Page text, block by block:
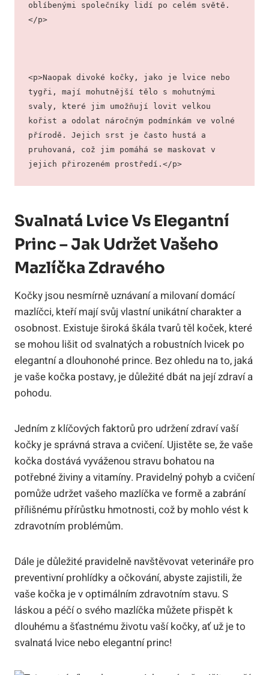
oblíbenými společníky lidí po celém světě.
</p>
<p>Naopak divoké kočky, jako je lvice nebo
tygři, mají mohutnější tělo s mohutnými
svaly, které jim umožňují lovit velkou
kořist a odolat náročným podmínkám ve volné
přírodě. Jejich srst je často hustá a
pruhovaná, což jim pomáhá se maskovat v
jejich přirozeném prostředí.</p>
Svalnatá Lvice Vs Elegantní
Princ – Jak Udržet Vašeho
Mazlíčka Zdravého
Kočky jsou nesmírně uznávaní a milovaní domácí
mazlíčci, kteří mají svůj vlastní unikátní charakter a
osobnost. Existuje široká škála tvarů těl koček, které
se mohou lišit od svalnatých a robustních lvicek po
elegantní a dlouhonohé prince. Bez ohledu na to, jaká
je vaše kočka postavy, je důležité dbát na její zdraví a
pohodu.
Jedním z klíčových faktorů pro udržení zdraví vaší
kočky je správná strava a cvičení. Ujistěte se, že vaše
kočka dostává vyváženou stravu bohatou na
potřebné živiny a vitamíny. Pravidelný pohyb a cvičení
pomůže udržet vašeho mazlíčka ve formě a zabrání
přílišnému přírůstku hmotnosti, což by mohlo vést k
zdravotním problémům.
Dále je důležité pravidelně navštěvovat veterináře pro
preventivní prohlídky a očkování, abyste zajistili, že
vaše kočka je v optimálním zdravotním stavu. S
láskou a péčí o svého mazlíčka můžete přispět k
dlouhému a šťastnému životu vaší kočky, ať už je to
svalnatá lvice nebo elegantní princ!